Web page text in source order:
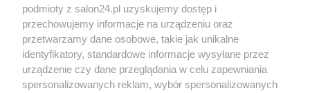
Społeczeństwo
Kultura
podmioty z salon24.pl uzyskujemy dostęp i
przechowujemy informacje na urządzeniu oraz
przetwarzamy dane osobowe, takie jak unikalne
identyfikatory, standardowe informacje wysyłane przez
urządzenie czy dane przeglądania w celu zapewniania
spersonalizowanych reklam, wybór spersonalizowanych